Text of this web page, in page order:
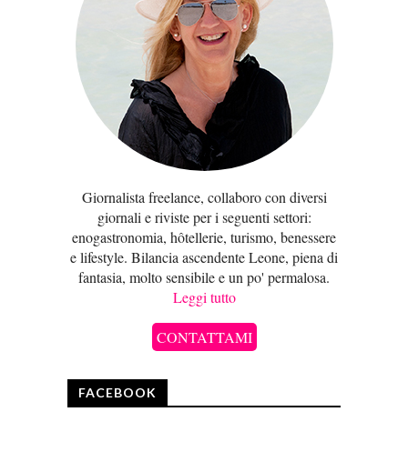
Giornalista freelance, collaboro con diversi
giornali e riviste per i seguenti settori:
enogastronomia, hôtellerie, turismo, benessere
e lifestyle. Bilancia ascendente Leone, piena di
fantasia, molto sensibile e un po' permalosa.
Leggi tutto
CONTATTAMI
FACEBOOK